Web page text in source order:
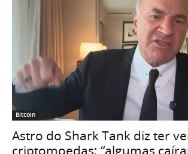
Bitcoin
Astro do Shark Tank diz ter
criptomoedas: “algumas